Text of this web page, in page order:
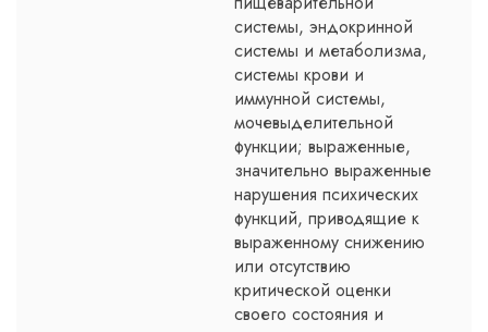
системы, эндокринной
системы и метаболизма,
системы крови и
иммунной системы,
мочевыделительной
функции; выраженные,
значительно выраженные
нарушения психических
функций, приводящие к
выраженному снижению
или отсутствию
критической оценки
своего состояния и